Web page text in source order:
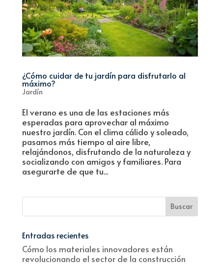
¿Cómo cuidar de tu jardín para disfrutarlo al
máximo?
Jardín
El verano es una de las estaciones más
esperadas para aprovechar al máximo
nuestro jardín. Con el clima cálido y soleado,
pasamos más tiempo al aire libre,
relajándonos, disfrutando de la naturaleza y
socializando con amigos y familiares. Para
asegurarte de que tu...
Entradas recientes
Cómo los materiales innovadores están
revolucionando el sector de la construcción